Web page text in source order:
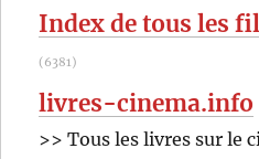
Index de tous les
(6381)
livres-cinema.info
>> Tous les livres sur le